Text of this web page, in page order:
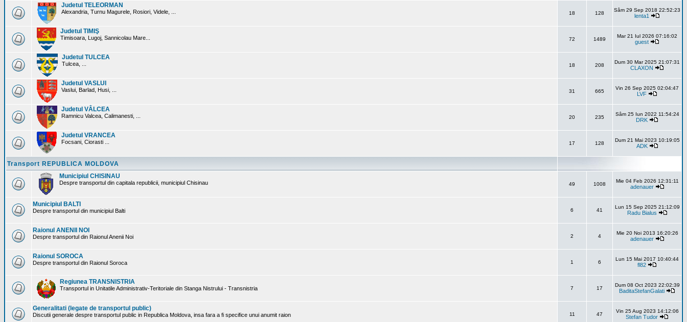
Judetul TELEORMAN
Alexandria, Turnu Magurele, Rosiori, Videle, ... 18 128
Sâm 29 Sep 2018 22:52:23
lenta1
Judetul TIMIŞ
Timisoara, Lugoj, Sannicolau Mare... 72 1489
Mar 21 Iul 2026 07:16:02
guest
Judetul TULCEA
Tulcea, ... 18 208
Dum 30 Mar 2025 21:07:31
CLAXON
Judetul VASLUI
Vaslui, Barlad, Husi, ... 31 665
Vin 26 Sep 2025 02:04:47
LVF
Judetul VÂLCEA
Ramnicu Valcea, Calimanesti, ... 20 235
Sâm 25 Iun 2022 11:54:24
DRK
Judetul VRANCEA
Focsani, Ciorasti ... 17 128
Dum 21 Mai 2023 10:19:05
ADK
Transport REPUBLICA MOLDOVA
Municipiul CHISINAU
Despre transportul din capitala republicii, municipiul Chisinau 49 1008
Mie 04 Feb 2026 12:31:11
adenauer
Municipiul BALTI
Despre transportul din municipiul Balti 6 41
Lun 15 Sep 2025 21:12:09
Radu Bialus
Raionul ANENII NOI
Despre transportul din Raionul Anenii Noi 2 4
Mie 20 Noi 2013 16:20:26
adenauer
Raionul SOROCA
Despre transportul din Raionul Soroca 1 6
Lun 15 Mai 2017 10:40:44
fl82
Regiunea TRANSNISTRIA
Transportul in Unitatile Administrativ-Teritoriale din Stanga Nistrului - Transnistria 7 17
Dum 08 Oct 2023 22:02:39
BaditaStefanGalati
Generalitati (legate de transportul public)
Discutii generale despre transportul public in Republica Moldova, insa fara a fi specifice unui anumit raion 11 47
Vin 25 Aug 2023 14:12:06
Stefan Tudor